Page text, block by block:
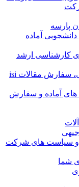
پارسه
آماده
کارشناسی ارشد
مخزن عناوین مقالات علمی و پژوهشی، سفارش مقالات isi
های آماده و سفارش
و سیاست های شرکت
شما